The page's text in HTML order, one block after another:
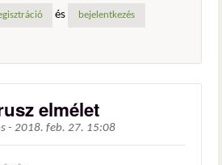
és bejelentkezés
elmélet
- 2018. feb. 27. 15:08